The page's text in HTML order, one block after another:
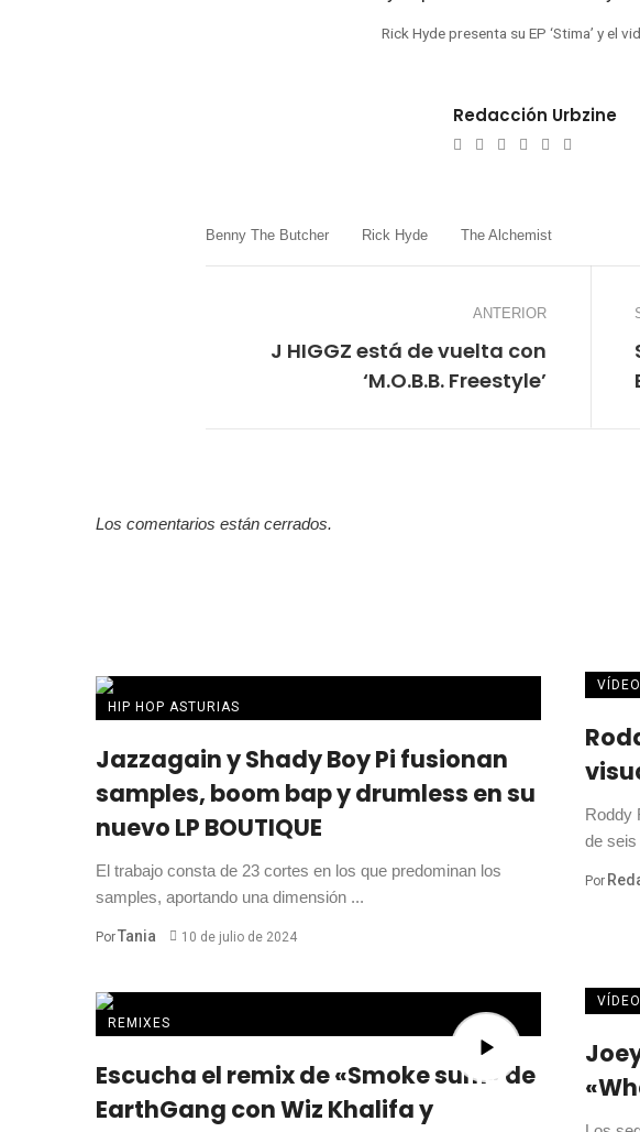
Rick Hyde presenta su EP ‘Stima’ y el
Redacción Urbzine
WebsiteTwitterFacebook
Youtube
Benny The Butcher Rick Hyde The Alchemist
ANTERIOR
J HIGGZ está de vuelta con
‘M.O.B.B. Freestyle’
Los comentarios están cerrados.
HIP HOP ASTURIAS
Jazzagain y Shady Boy Pi fusionan
samples, boom bap y drumless en su
nuevo LP BOUTIQUE
El trabajo consta de 23 cortes en los que predominan los
samples, aportando una dimensión ...
PorTania 10 de julio de 2024
Roddy
de
Por
REMIXES
Escucha el remix de «Smoke sum» de
EarthGang con Wiz Khalifa y